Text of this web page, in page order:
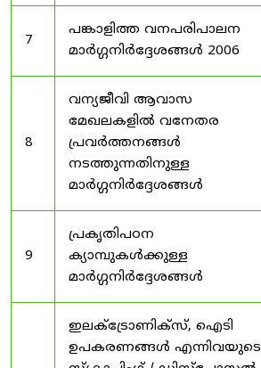
7
പങ്കാളിത്ത വനപരിപാലന
മാർഗ്ഗനിർദ്ദേശങ്ങൾ 2006
8
വന്യജീവി ആവാസ
മേഖലകളിൽ വനേതര
പ്രവർത്തനങ്ങൾ
നടത്തുന്നതിനുള്ള
മാർഗ്ഗനിർദ്ദേശങ്ങൾ
9
പ്രകൃതിപഠന
ക്യാമ്പുകൾക്കുള്ള
മാർഗ്ഗനിർദ്ദേശങ്ങൾ
ഇലക്‌ട്രോണിക്‌സ്, ഐടി
ഉപകരണങ്ങൾ എന്നിവയുടെ